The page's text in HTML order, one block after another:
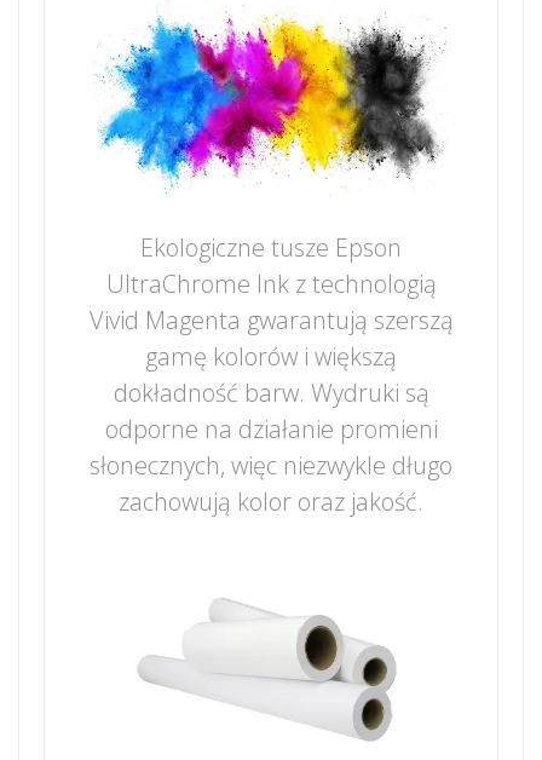
Ekologiczne tusze Epson
UltraChrome Ink z technologią
Vivid Magenta gwarantują szerszą
gamę kolorów i większą
dokładność barw. Wydruki są
odporne na działanie promieni
słonecznych, więc niezwykle długo
zachowują kolor oraz jakość.